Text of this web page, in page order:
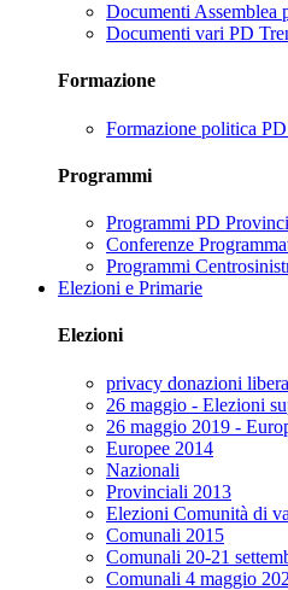
Documenti Assemblea
Documenti vari PD
Formazione
Formazione politica
Programmi
Programmi PD
Conferenze
Programmi
Elezioni e Primarie
Elezioni
privacy donazioni
26 maggio - Elezioni
26 maggio 2019 -
Europee 2014
Nazionali
Provinciali 2013
Elezioni Comunità di
Comunali 2015
Comunali 20-21
Comunali 4 maggio